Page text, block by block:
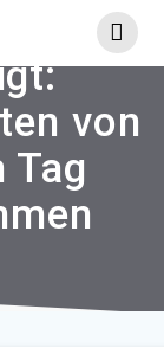
von
Tag